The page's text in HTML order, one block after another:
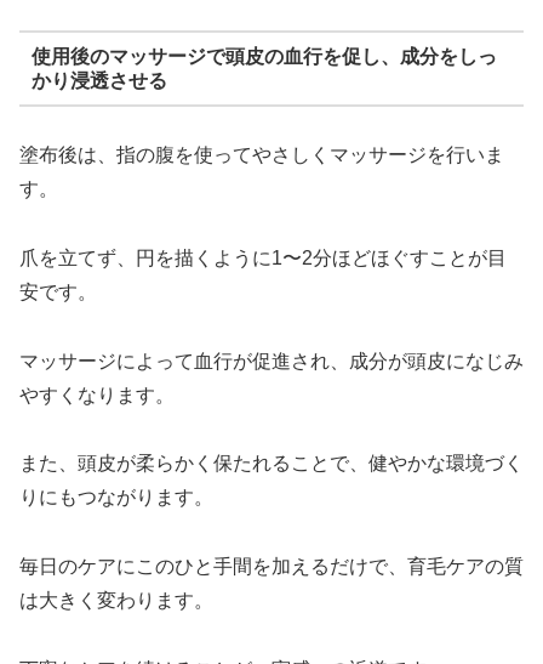
使用後のマッサージで頭皮の血行を促し、成分をしっ
かり浸透させる
塗布後は、指の腹を使ってやさしくマッサージを行いま
す。
爪を立てず、円を描くように1〜2分ほどほぐすことが目
安です。
マッサージによって血行が促進され、成分が頭皮になじみ
やすくなります。
また、頭皮が柔らかく保たれることで、健やかな環境づく
りにもつながります。
毎日のケアにこのひと手間を加えるだけで、育毛ケアの質
は大きく変わります。